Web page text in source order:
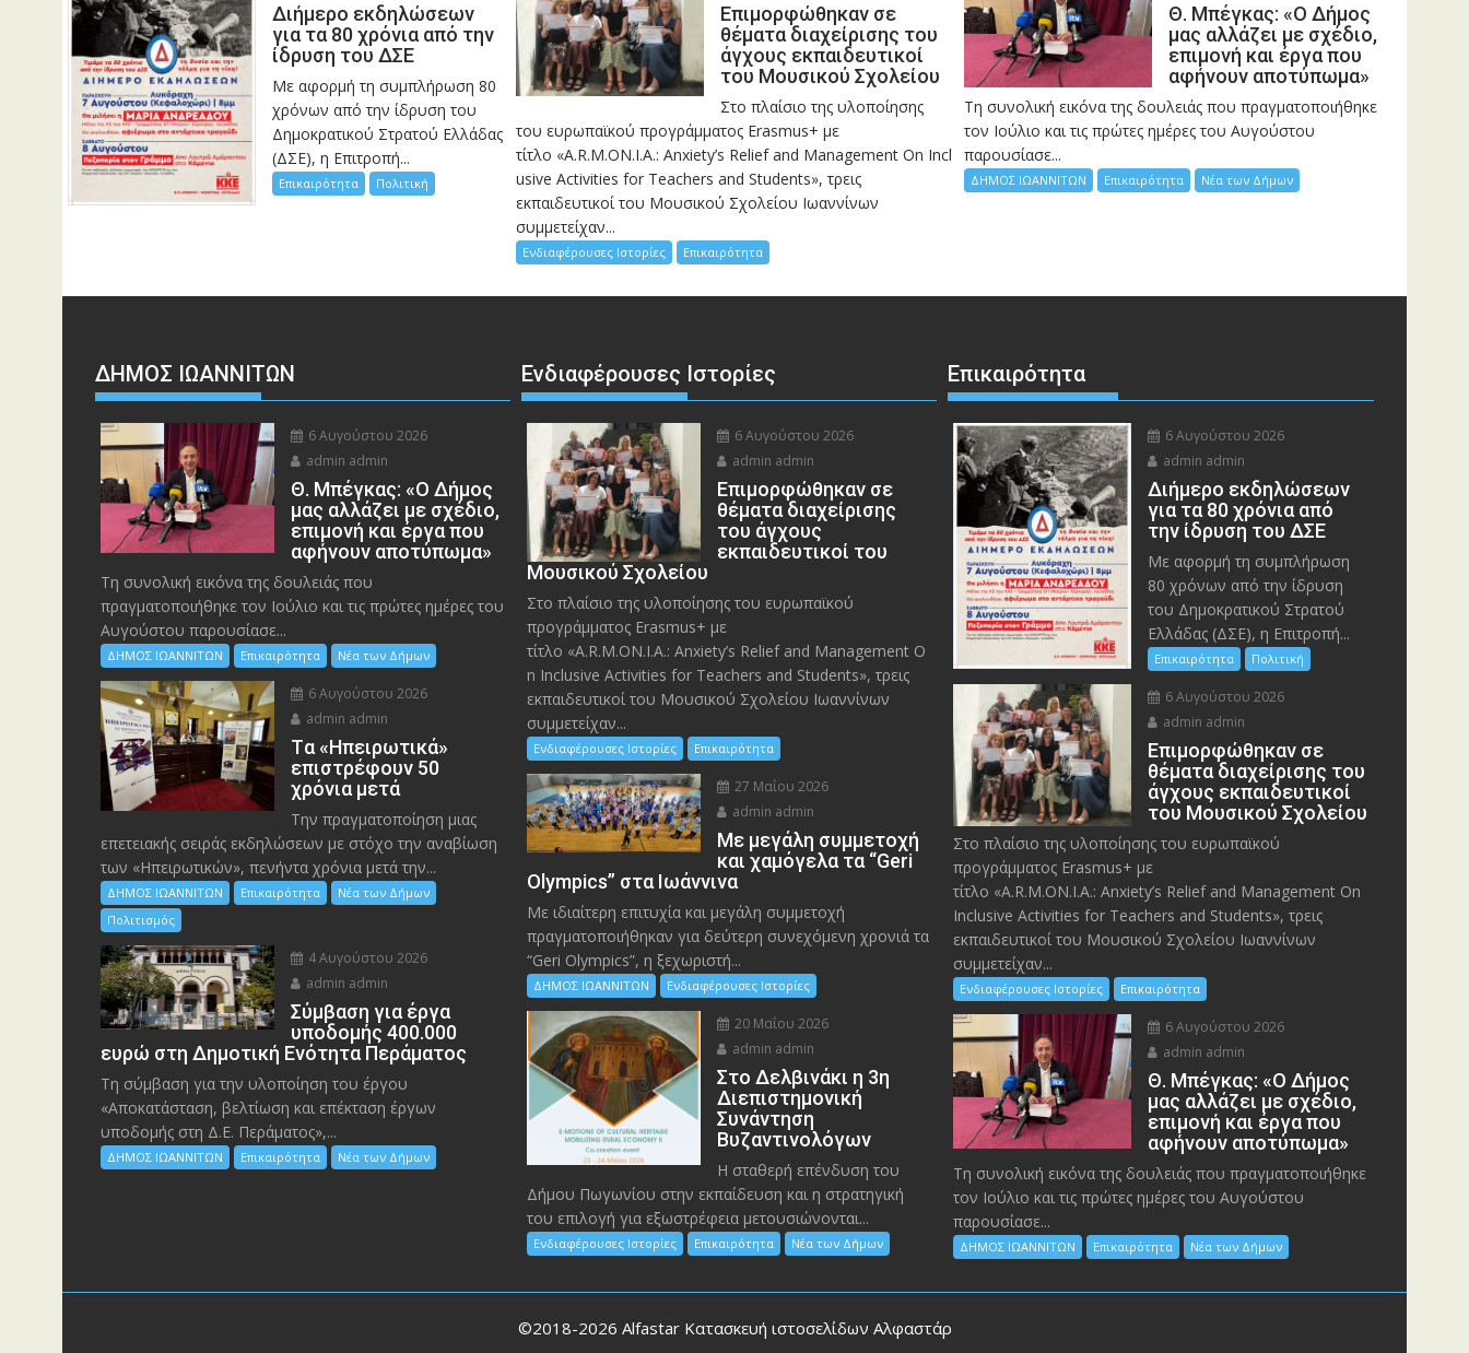
Διήμερο εκδηλώσεων
για τα 80 χρόνια από την
ίδρυση του ΔΣΕ
Με αφορμή τη συμπλήρωση 80
χρόνων από την ίδρυση του
Δημοκρατικού Στρατού Ελλάδας
(ΔΣΕ), η Επιτροπή...
Επικαιρότητα Πολιτική
Eπιμορφώθηκαν σε
θέματα διαχείρισης του
άγχους εκπαιδευτικοί
του Μουσικού Σχολείου
Στο πλαίσιο της υλοποίησης
του ευρωπαϊκού προγράμματος Erasmus+ με
τίτλο «A.R.M.ON.I.A.: Anxiety’s Relief and Management On Incl
usive Activities for Teachers and Students», τρεις
εκπαιδευτικοί του Μουσικού Σχολείου Ιωαννίνων
συμμετείχαν...
Ενδιαφέρουσες Ιστορίες Επικαιρότητα
Θ. Μπέγκας: «Ο Δήμος
μας αλλάζει με σχέδιο,
επιμονή και έργα που
αφήνουν αποτύπωμα»
Τη συνολική εικόνα της δουλειάς που πραγματοποιήθηκε
τον Ιούλιο και τις πρώτες ημέρες του Αυγούστου
παρουσίασε...
ΔΗΜΟΣ ΙΩΑΝΝΙΤΩΝ Επικαιρότητα Νέα των Δήμων
ΔΗΜΟΣ ΙΩΑΝΝΙΤΩΝ
6 Αυγούστου 2026
admin admin
Θ. Μπέγκας: «Ο Δήμος
μας αλλάζει με σχέδιο,
επιμονή και έργα που
αφήνουν αποτύπωμα»
Τη συνολική εικόνα της δουλειάς που
πραγματοποιήθηκε τον Ιούλιο και τις πρώτες ημέρες του
Αυγούστου παρουσίασε...
ΔΗΜΟΣ ΙΩΑΝΝΙΤΩΝ Επικαιρότητα Νέα των Δήμων
6 Αυγούστου 2026
admin admin
Tα «Ηπειρωτικά»
επιστρέφουν 50
χρόνια μετά
Την πραγματοποίηση μιας
επετειακής σειράς εκδηλώσεων με στόχο την αναβίωση
των «Ηπειρωτικών», πενήντα χρόνια μετά την...
ΔΗΜΟΣ ΙΩΑΝΝΙΤΩΝ Επικαιρότητα
Νέα των Δήμων
Πολιτισμός
4 Αυγούστου 2026
admin admin
Σύμβαση για έργα
υποδομής 400.000
ευρώ στη Δημοτική Ενότητα Περάματος
Τη σύμβαση για την υλοποίηση του έργου
«Αποκατάσταση, βελτίωση και επέκταση έργων
υποδομής στη Δ.Ε. Περάματος»,...
ΔΗΜΟΣ ΙΩΑΝΝΙΤΩΝ Επικαιρότητα Νέα των Δήμων
Ενδιαφέρουσες Ιστορίες
6 Αυγούστου 2026
admin admin
Eπιμορφώθηκαν σε
θέματα διαχείρισης
του άγχους
εκπαιδευτικοί του
Μουσικού Σχολείου
Στο πλαίσιο της υλοποίησης του ευρωπαϊκού
προγράμματος Erasmus+ με
τίτλο «A.R.M.ON.I.A.: Anxiety’s Relief and Management O
n Inclusive Activities for Teachers and Students», τρεις
εκπαιδευτικοί του Μουσικού Σχολείου Ιωαννίνων
συμμετείχαν...
Ενδιαφέρουσες Ιστορίες Επικαιρότητα
27 Μαΐου 2026
admin admin
Με μεγάλη συμμετοχή
και χαμόγελα τα “Geri
Olympics” στα Ιωάννινα
Με ιδιαίτερη επιτυχία και μεγάλη συμμετοχή
πραγματοποιήθηκαν για δεύτερη συνεχόμενη χρονιά τα
“Geri Olympics”, η ξεχωριστή...
ΔΗΜΟΣ ΙΩΑΝΝΙΤΩΝ Ενδιαφέρουσες Ιστορίες
20 Μαΐου 2026
admin admin
Στο Δελβινάκι η 3η
Διεπιστημονική
Συνάντηση
Βυζαντινολόγων
Η σταθερή επένδυση του
Δήμου Πωγωνίου στην εκπαίδευση και η στρατηγική
του επιλογή για εξωστρέφεια μετουσιώνονται...
Ενδιαφέρουσες Ιστορίες Επικαιρότητα Νέα των Δήμων
Επικαιρότητα
6 Αυγούστου 2026
admin admin
Διήμερο εκδηλώσεων
για τα 80 χρόνια από
την ίδρυση του ΔΣΕ
Με αφορμή τη συμπλήρωση
80 χρόνων από την ίδρυση
του Δημοκρατικού Στρατού
Ελλάδας (ΔΣΕ), η Επιτροπή...
Επικαιρότητα Πολιτική
6 Αυγούστου 2026
admin admin
Eπιμορφώθηκαν σε
θέματα διαχείρισης του
άγχους εκπαιδευτικοί
του Μουσικού Σχολείου
Στο πλαίσιο της υλοποίησης του ευρωπαϊκού
προγράμματος Erasmus+ με
τίτλο «A.R.M.ON.I.A.: Anxiety’s Relief and Management On
Inclusive Activities for Teachers and Students», τρεις
εκπαιδευτικοί του Μουσικού Σχολείου Ιωαννίνων
συμμετείχαν...
Ενδιαφέρουσες Ιστορίες Επικαιρότητα
6 Αυγούστου 2026
admin admin
Θ. Μπέγκας: «Ο Δήμος
μας αλλάζει με σχέδιο,
επιμονή και έργα που
αφήνουν αποτύπωμα»
Τη συνολική εικόνα της δουλειάς που πραγματοποιήθηκε
τον Ιούλιο και τις πρώτες ημέρες του Αυγούστου
παρουσίασε...
ΔΗΜΟΣ ΙΩΑΝΝΙΤΩΝ Επικαιρότητα Νέα των Δήμων
©2018-2026 Alfastar Κατασκευή ιστοσελίδων Αλφαστάρ